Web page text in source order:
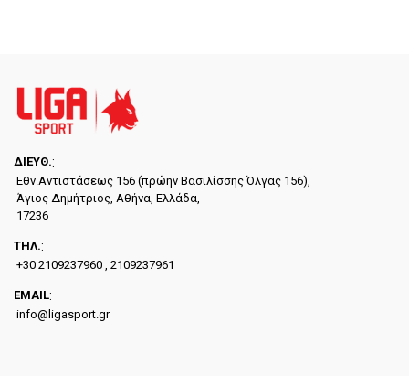
ΔΙΕYΘ.:
Εθν.Αντιστάσεως 156 (πρώην Βασιλίσσης Όλγας 156),
Άγιος Δημήτριος, Αθήνα, Ελλάδα,
17236
ΤΗΛ.:
+30 2109237960 , 2109237961
EMAIL:
info@ligasport.gr